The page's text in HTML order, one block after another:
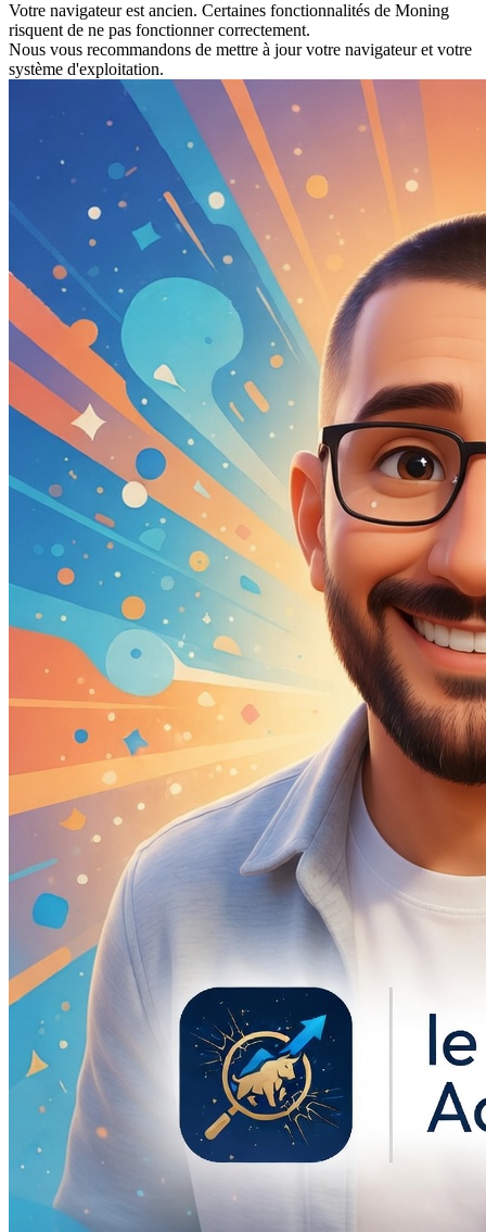
Votre navigateur est ancien. Certaines fonctionnalités de Moning
risquent de ne pas fonctionner correctement.
Nous vous recommandons de mettre à jour votre navigateur et votre
système d'exploitation.